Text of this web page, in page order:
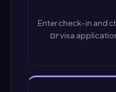
Enter check-in and
תאילנד visa application. Stay within the 30-60 יום